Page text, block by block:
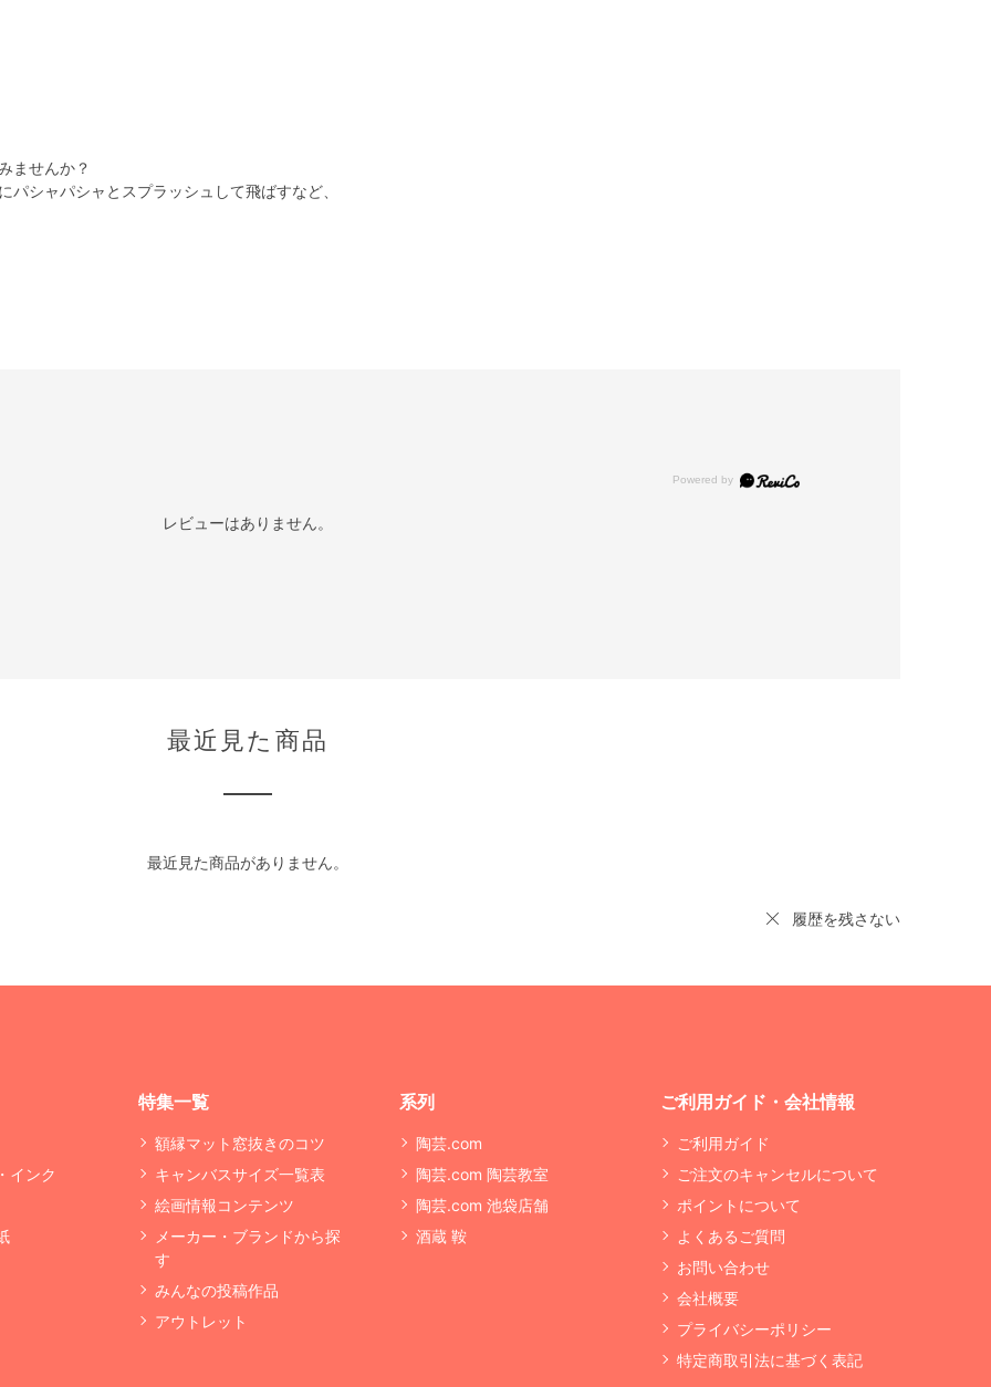
ませんか？
シャパシャとスプラッシュして飛ばすなど、
レビューはありません。
最近見た商品
最近見た商品がありません。
履歴を残さない
インク
特集一覧
額縁マット窓抜きのコツ
キャンバスサイズ一覧表
絵画情報コンテンツ
メーカー・ブランドから探
す
みんなの投稿作品
アウトレット
系列
陶芸.com
陶芸.com 陶芸教室
陶芸.com 池袋店舗
酒蔵 鞍
ご利用ガイド・会社情報
ご利用ガイド
ご注文のキャンセルについて
ポイントについて
よくあるご質問
お問い合わせ
会社概要
プライバシーポリシー
特定商取引法に基づく表記